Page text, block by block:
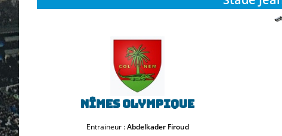
Nîmes Olympique
Entraineur :Abdelkader Firoud